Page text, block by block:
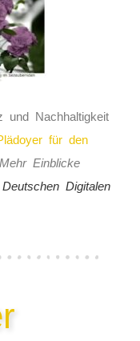
und Nachhaltigkeit
für den
Mehr Einblicke
Deutschen Digitalen